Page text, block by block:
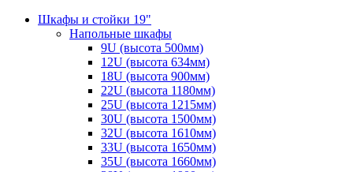
Шкафы и стойки 19"
Напольные шкафы
9U (высота 500мм)
12U (высота 634мм)
18U (высота 900мм)
22U (высота 1180мм)
25U (высота 1215мм)
30U (высота 1500мм)
32U (высота 1610мм)
33U (высота 1650мм)
35U (высота 1660мм)